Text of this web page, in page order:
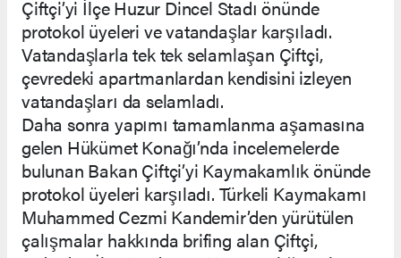
Çiftçi’yi İlçe Huzur Dincel Stadı önünde
protokol üyeleri ve vatandaşlar karşıladı.
Vatandaşlarla tek tek selamlaşan Çiftçi,
çevredeki apartmanlardan kendisini izleyen
vatandaşları da selamladı.
Daha sonra yapımı tamamlanma aşamasına
gelen Hükümet Konağı’nda incelemelerde
bulunan Bakan Çiftçi’yi Kaymakamlık önünde
protokol üyeleri karşıladı. Türkeli Kaymakamı
Muhammed Cezmi Kandemir’den yürütülen
çalışmalar hakkında brifing alan Çiftçi,